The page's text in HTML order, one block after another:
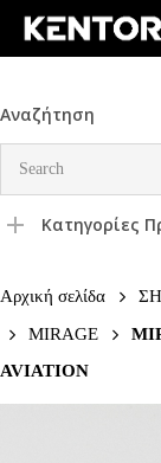
Skip
content
Αναζήτηση
Κατηγορίες
Αρχική σελίδα
MIRAGE
AVIATION